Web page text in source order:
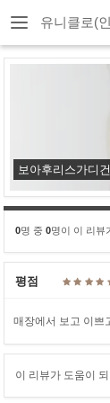
유니클로(
보아후리스가디
0명 중 0명이 이 리뷰
평점
매장에서 보고 이쁘
이 리뷰가 도움이